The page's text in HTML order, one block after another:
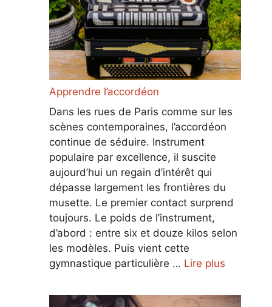
Apprendre l’accordéon
Dans les rues de Paris comme sur les
scènes contemporaines, l’accordéon
continue de séduire. Instrument
populaire par excellence, il suscite
aujourd’hui un regain d’intérêt qui
dépasse largement les frontières du
musette. Le premier contact surprend
toujours. Le poids de l’instrument,
d’abord : entre six et douze kilos selon
les modèles. Puis vient cette
gymnastique particulière … Lire plus